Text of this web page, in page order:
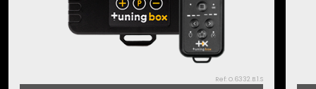
Ref: O.6332.B.1.S